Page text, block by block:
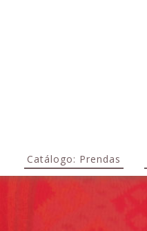
Catálogo: Prendas